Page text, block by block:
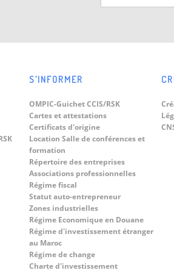
on
le
S’INFORMER
OMPIC-Guichet CCIS/RSK
Cartes et attestations
Certificats d'origine
Location Salle de conférences et
formation
Répertoire des entreprises
Associations professionnelles
Régime fiscal
Statut auto-entrepreneur
Zones industrielles
Régime Economique en Douane
Régime d'investissement étranger
au Maroc
Régime de change
Charte d'investissement